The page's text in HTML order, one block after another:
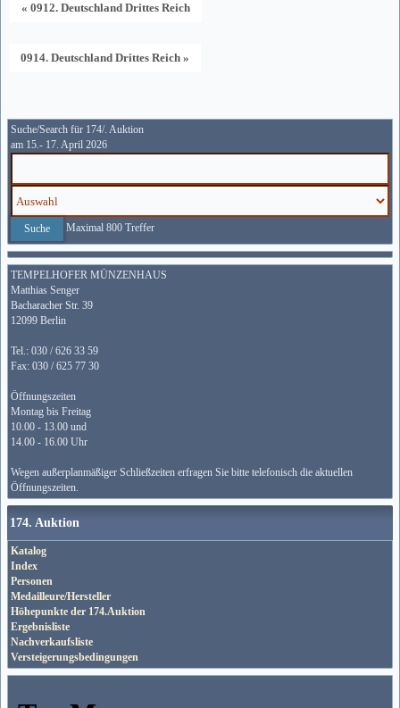
« 0912. Deutschland Drittes Reich
0914. Deutschland Drittes Reich »
Suche/Search für 174/. Auktion
am 15.- 17. April 2026
Maximal 800 Treffer
TEMPELHOFER MÜNZENHAUS
Matthias Senger
Bacharacher Str. 39
12099 Berlin
Tel.: 030 / 626 33 59
Fax: 030 / 625 77 30
Öffnungszeiten
Montag bis Freitag
10.00 - 13.00 und
14.00 - 16.00 Uhr
Wegen außerplanmäßiger Schließzeiten erfragen Sie bitte telefonisch die aktuellen
Öffnungszeiten.
174. Auktion
Katalog
Index
Personen
Medailleure/Hersteller
Höhepunkte der 174.Auktion
Ergebnisliste
Nachverkaufsliste
Versteigerungsbedingungen